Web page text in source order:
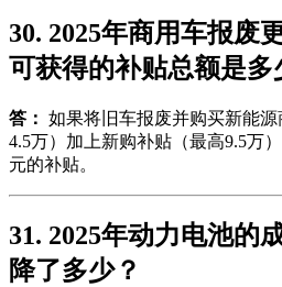
30. 2025年商用车报废
可获得的补贴总额是多
答： 如果将旧车报废并购买新能
4.5万）加上新购补贴（最高9.5万
元的补贴。
31. 2025年动力电池的
降了多少？